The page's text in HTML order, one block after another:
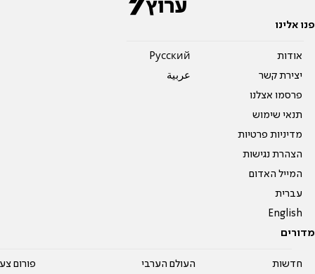
פנו אלינו
אודות
יצירת קשר
פרסמו אצלנו
תנאי שימוש
מדיניות פרטיות
הצהרת נגישות
המייל האדום
עברית
English
Pусский
عربية
מדורים
חדשות
העולם הערבי
פורום